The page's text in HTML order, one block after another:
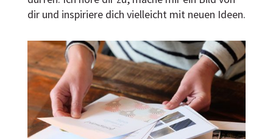
dir und inspiriere dich vielleicht mit neuen Ideen.